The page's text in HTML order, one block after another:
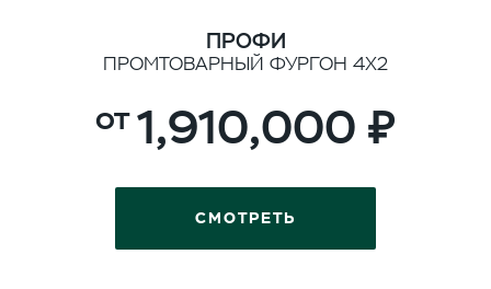
ПРОФИ
ПРОМТОВАРНЫЙ ФУРГОН 4Х2
1,910,000
СМОТРЕТЬ